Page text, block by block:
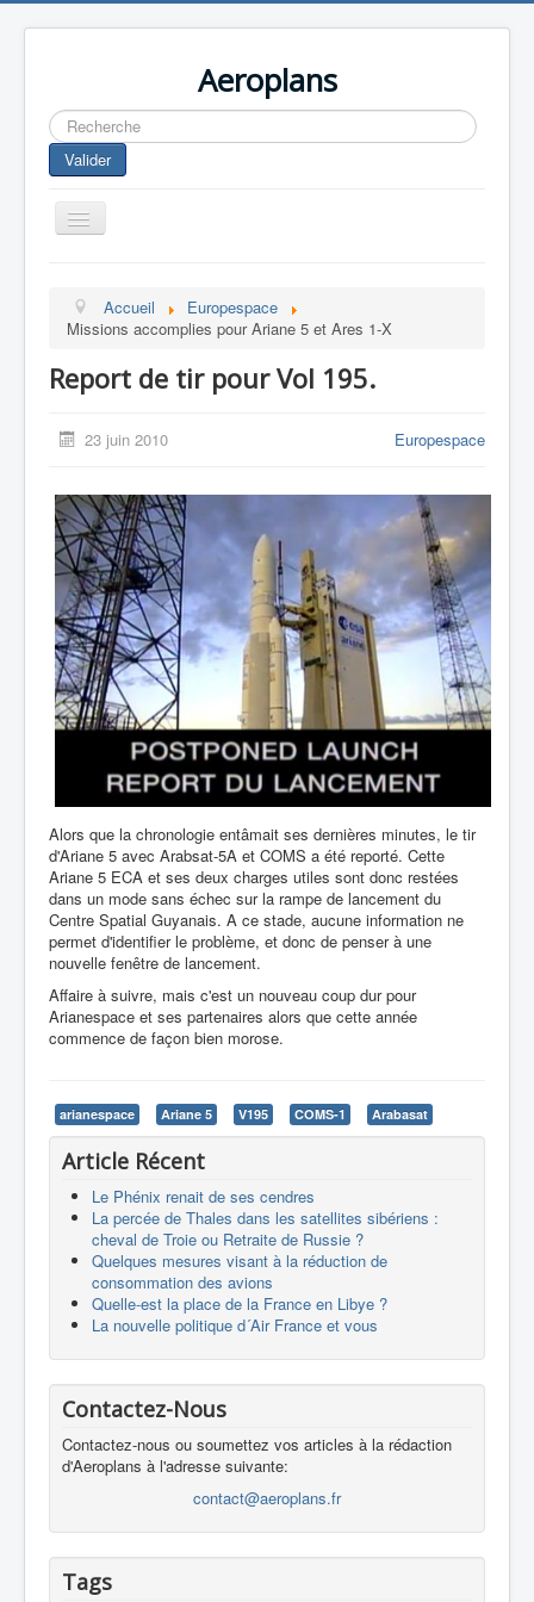
Aeroplans
Rechercher
Valider
Toggle
Navigation
Aviation Commerciale
Aviation Militaire
Europespace
Accueil
Europespace
Missions accomplies pour Ariane 5 et Ares 1-X
Report de tir pour Vol 195.
23 juin 2010 Europespace
Alors que la chronologie entâmait ses dernières minutes, le tir
d'Ariane 5 avec Arabsat-5A et COMS a été reporté. Cette
Ariane 5 ECA et ses deux charges utiles sont donc restées
dans un mode sans échec sur la rampe de lancement du
Centre Spatial Guyanais. A ce stade, aucune information ne
permet d'identifier le problème, et donc de penser à une
nouvelle fenêtre de lancement.
Affaire à suivre, mais c'est un nouveau coup dur pour
Arianespace et ses partenaires alors que cette année
commence de façon bien morose.
arianespace Ariane 5 V195 COMS-1 Arabasat
Article Récent
Le Phénix renait de ses cendres
La percée de Thales dans les satellites sibériens :
cheval de Troie ou Retraite de Russie ?
Quelques mesures visant à la réduction de
consommation des avions
Quelle-est la place de la France en Libye ?
La nouvelle politique d´Air France et vous
Contactez-Nous
Contactez-nous ou soumettez vos articles à la rédaction
d'Aeroplans à l'adresse suivante:
contact@aeroplans.fr
Tags